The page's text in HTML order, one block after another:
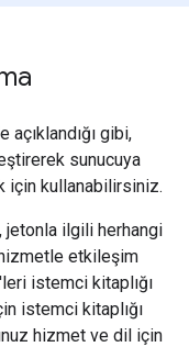
gibi,
sunucuya
için kullanabilirsiniz.
jetonla ilgili herhangi
etkileşim
istemci kitaplığı
istemci kitaplığı
hizmet ve dil için